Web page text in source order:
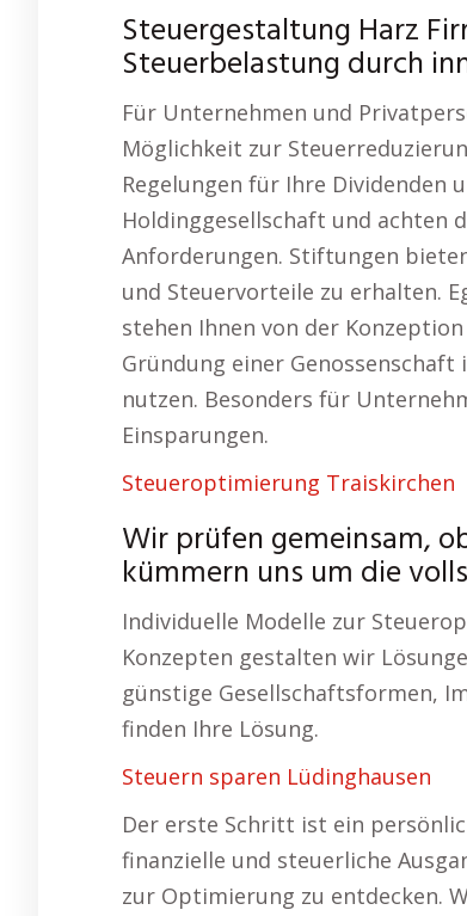
Steuergestaltung Harz
Steuerbelastung durch
Für Unternehmen und
Möglichkeit zur
Regelungen für Ihre Dividenden
Holdinggesellschaft und achten
Anforderungen. Stiftungen
und Steuervorteile zu erhalten.
stehen Ihnen von der
Gründung einer
nutzen. Besonders für
Einsparungen.
Steueroptimierung Traiskirchen
Wir prüfen gemeinsam,
kümmern uns um die
Individuelle Modelle zur
Konzepten gestalten wir
günstige Gesellschaftsformen,
finden Ihre Lösung.
Steuern sparen Lüdinghausen
Der erste Schritt ist ein
finanzielle und steuerliche
zur Optimierung zu entdecken.